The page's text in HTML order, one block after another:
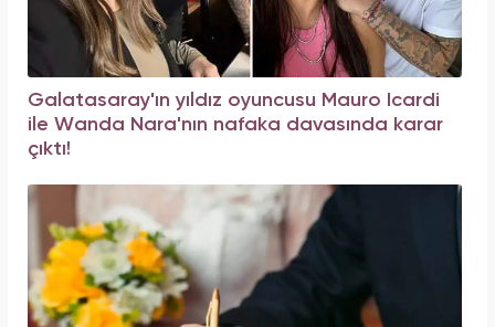
Galatasaray'ın yıldız oyuncusu Mauro Icardi
ile Wanda Nara'nın nafaka davasında karar
çıktı!